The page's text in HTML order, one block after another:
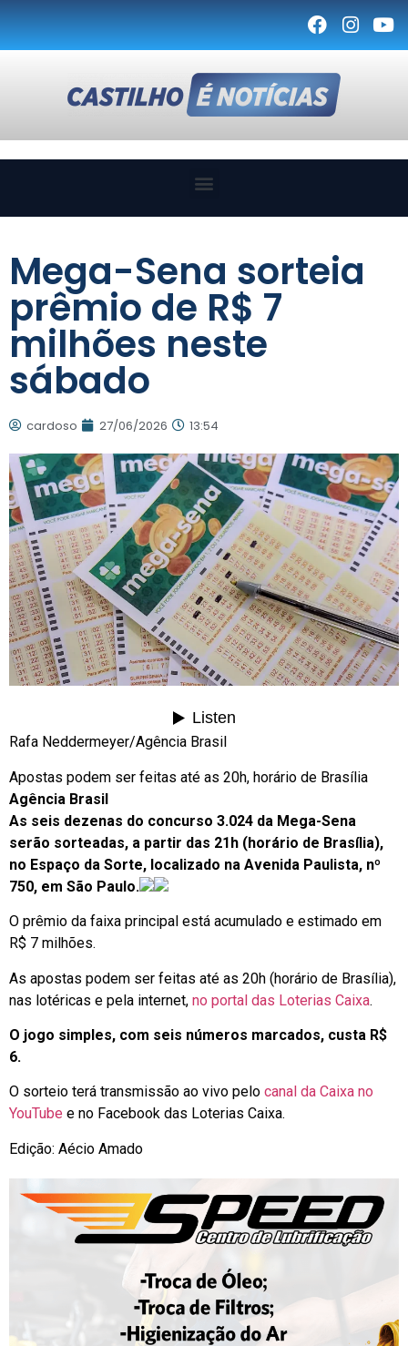
Mega-Sena sorteia
prêmio de R$ 7
milhões neste
sábado
cardoso 27/06/2026 13:54
Rafa Neddermeyer/Agência Brasil
Apostas podem ser feitas até as 20h, horário de Brasília
Agência Brasil
As seis dezenas do concurso 3.024 da Mega-Sena
serão sorteadas, a partir das 21h (horário de Brasília),
no Espaço da Sorte, localizado na Avenida Paulista, nº
750, em São Paulo.
O prêmio da faixa principal está acumulado e estimado em
R$ 7 milhões.
As apostas podem ser feitas até as 20h (horário de Brasília),
nas lotéricas e pela internet, no portal das Loterias Caixa.
O jogo simples, com seis números marcados, custa R$
6.
O sorteio terá transmissão ao vivo pelo canal da Caixa no
YouTube e no Facebook das Loterias Caixa.
Edição: Aécio Amado